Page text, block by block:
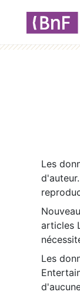
Les
articles
Les